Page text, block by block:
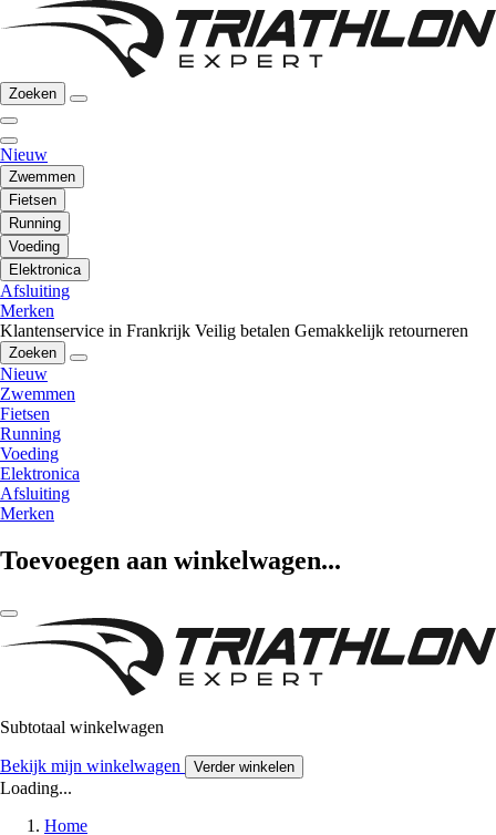
Zoeken
Nieuw
Zwemmen
Fietsen
Running
Voeding
Elektronica
Afsluiting
Merken
Klantenservice in Frankrijk Veilig betalen Gemakkelijk retourneren
Zoeken
Nieuw
Zwemmen
Fietsen
Running
Voeding
Elektronica
Afsluiting
Merken
Toevoegen aan winkelwagen...
Subtotaal winkelwagen
Bekijk mijn winkelwagen Verder winkelen
Loading...
Home